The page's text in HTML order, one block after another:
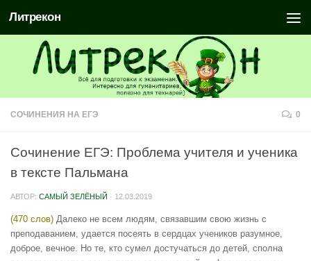
Литрекон
СОЧИНЕНИЯ НА ЕГЭ 0
Сочинение ЕГЭ: Проблема учителя и ученика
в тексте Пальмана
АВТОР: САМЫЙ ЗЕЛЁНЫЙ · 12.03.2019
(470 слов) Далеко не всем людям, связавшим свою жизнь с
преподаванием, удается посеять в сердцах учеников разумное,
доброе, вечное. Но те, кто сумел достучаться до детей, сполна